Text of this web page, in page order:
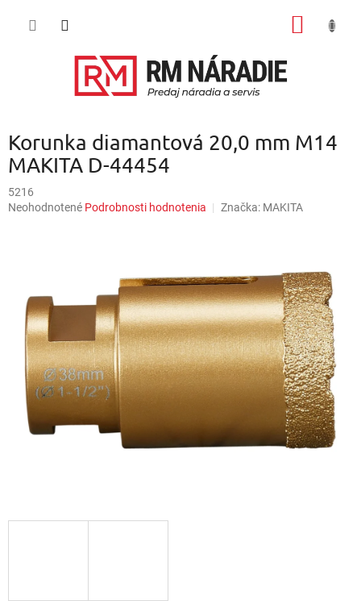
Korunka diamantová 20,0 mm M14
MAKITA D-44454
5216
Priemerné
hviezdičiek.
Neohodnotené Podrobnosti hodnotenia Značka: MAKITA